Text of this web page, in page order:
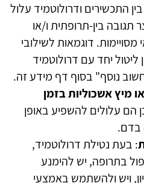
התכשירים ודרולוטמיד עלול
תגובה בין-תרופתית ו/או
מסויימות. דוגמאות לשילובי
ליטול יחד עם דרולוטמיד
נוסף" בסוף דף מידע זה.
מיץ אשכוליות בזמן
הם עלולים להשפיע באופן
בדם.
: בעת נטילת דרולוטמיד,
בתרופה, יש להימנע
ויש ולהשתמש באמצעי